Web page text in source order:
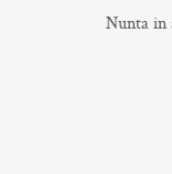
Nunta in